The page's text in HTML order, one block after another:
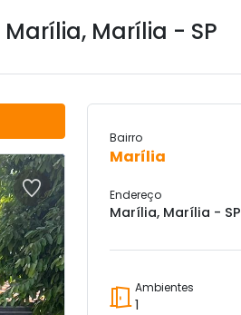
Marília, Marília - SP
Bairro
Marília
Endereço
Marília, Marília - SP
Ambientes
1